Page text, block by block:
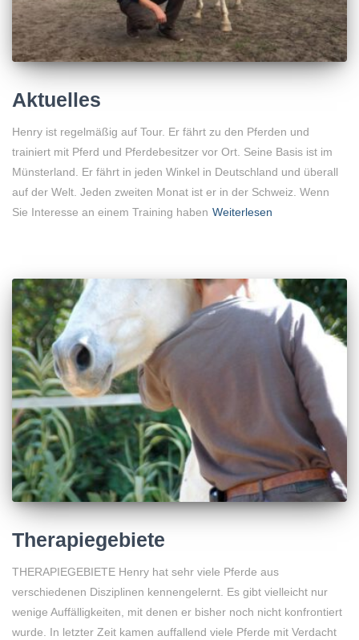
Aktuelles
Henry ist regelmäßig auf Tour. Er fährt zu den Pferden und
trainiert mit Pferd und Pferdebesitzer vor Ort. Seine Basis ist im
Münsterland. Er fährt in jeden Winkel in Deutschland und überall
auf der Welt. Jeden zweiten Monat ist er in der Schweiz. Wenn
Sie Interesse an einem Training haben Weiterlesen
Therapiegebiete
THERAPIEGEBIETE Henry hat sehr viele Pferde aus
verschiedenen Disziplinen kennengelernt. Es gibt vielleicht nur
wenige Auffälligkeiten, mit denen er bisher noch nicht konfrontiert
wurde. In letzter Zeit kamen auffallend viele Pferde mit Verdacht